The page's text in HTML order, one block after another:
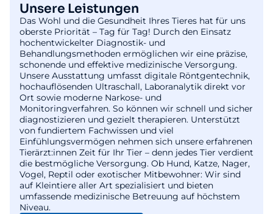
Unsere Leistungen
Das Wohl und die Gesundheit Ihres Tieres hat für uns
oberste Priorität – Tag für Tag! Durch den Einsatz
hochentwickelter Diagnostik- und
Behandlungsmethoden ermöglichen wir eine präzise,
schonende und effektive medizinische Versorgung.
Unsere Ausstattung umfasst digitale Röntgentechnik,
hochauflösenden Ultraschall, Laboranalytik direkt vor
Ort sowie moderne Narkose- und
Monitoringverfahren. So können wir schnell und sicher
diagnostizieren und gezielt therapieren. Unterstützt
von fundiertem Fachwissen und viel
Einfühlungsvermögen nehmen sich unsere erfahrenen
Tierärzt:innen Zeit für Ihr Tier – denn jedes Tier verdient
die bestmögliche Versorgung. Ob Hund, Katze, Nager,
Vogel, Reptil oder exotischer Mitbewohner: Wir sind
auf Kleintiere aller Art spezialisiert und bieten
umfassende medizinische Betreuung auf höchstem
Niveau.